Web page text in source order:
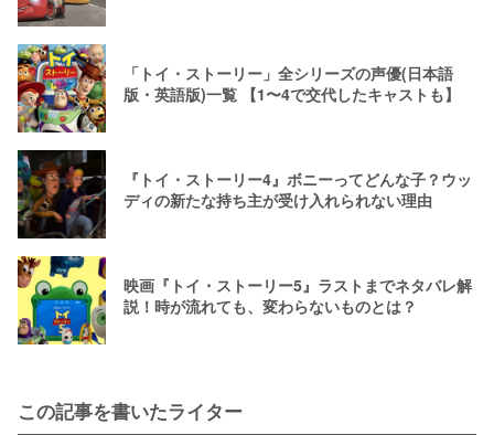
「トイ・ストーリー」全シリーズの声優(日本語
版・英語版)一覧 【1〜4で交代したキャストも】
『トイ・ストーリー4』ボニーってどんな子？ウッ
ディの新たな持ち主が受け入れられない理由
映画『トイ・ストーリー5』ラストまでネタバレ解
説！時が流れても、変わらないものとは？
この記事を書いたライター